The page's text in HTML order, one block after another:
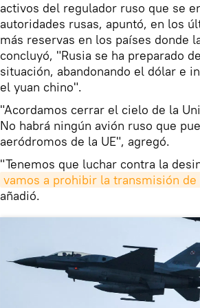
activos del regulador ruso que se
autoridades rusas, apuntó, en los
más reservas en los países donde
concluyó, "Rusia se ha preparado
situación, abandonando el dólar e
el yuan chino".
"Acordamos cerrar el cielo de la
No habrá ningún avión ruso que
aeródromos de la UE", agregó.
"Tenemos que luchar contra la
vamos a prohibir la transmisión de
añadió.